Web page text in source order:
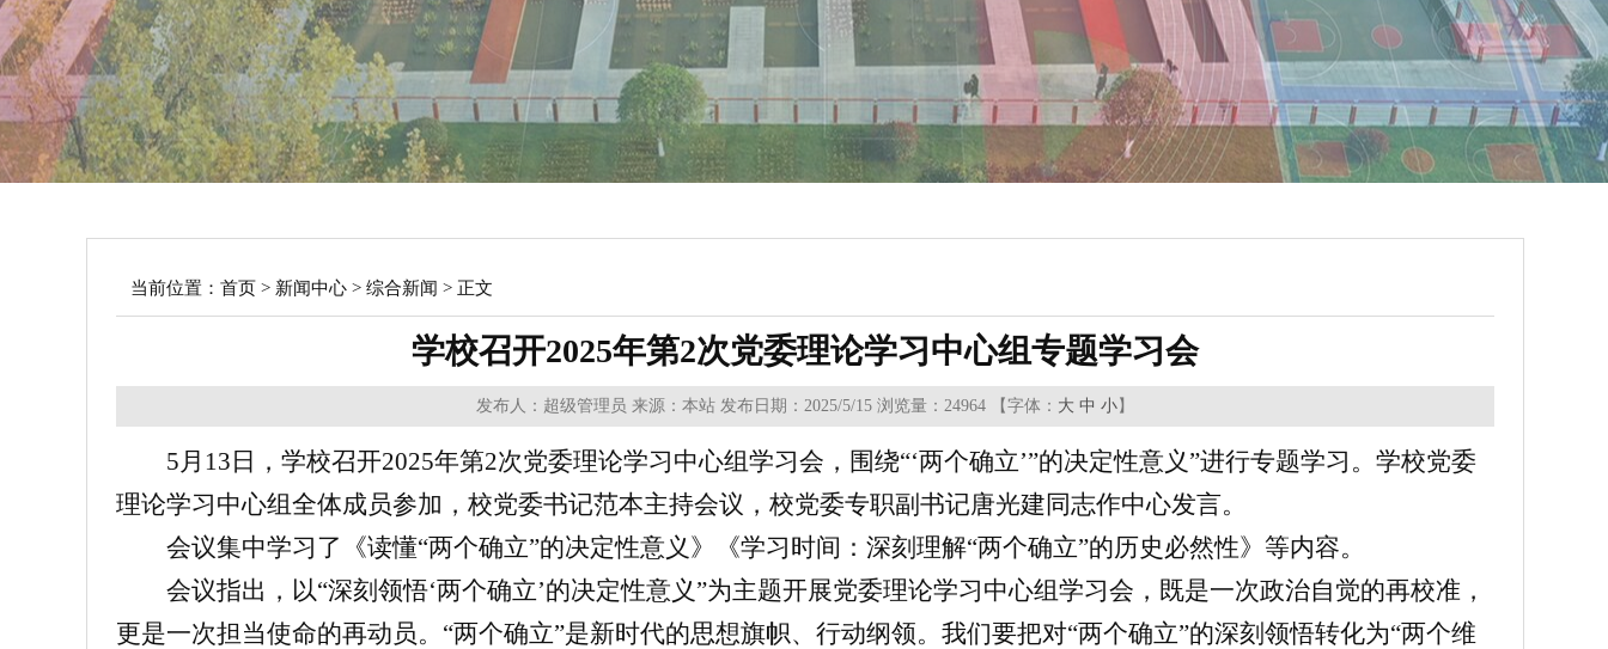
当前位置： 首页 > 新闻中心 > 综合新闻 > 正文
学校召开2025年第2次党委理论学习中心组专题学习会
发布人：超级管理员 来源：本站 发布日期：2025/5/15 浏览量： 24964 【字体： 大 中 小 】
5月13日，学校召开2025年第2次党委理论学习中心组学习会，围绕“‘两个确立’”的决定性意义”进行专题学习。学校党委
理论学习中心组全体成员参加，校党委书记范本主持会议，校党委专职副书记唐光建同志作中心发言。
会议集中学习了《读懂“两个确立”的决定性意义》《学习时间：深刻理解“两个确立”的历史必然性》等内容。
会议指出，以“深刻领悟‘两个确立’的决定性意义”为主题开展党委理论学习中心组学习会，既是一次政治自觉的再校准，
更是一次担当使命的再动员。“两个确立”是新时代的思想旗帜、行动纲领。我们要把对“两个确立”的深刻领悟转化为“两个维